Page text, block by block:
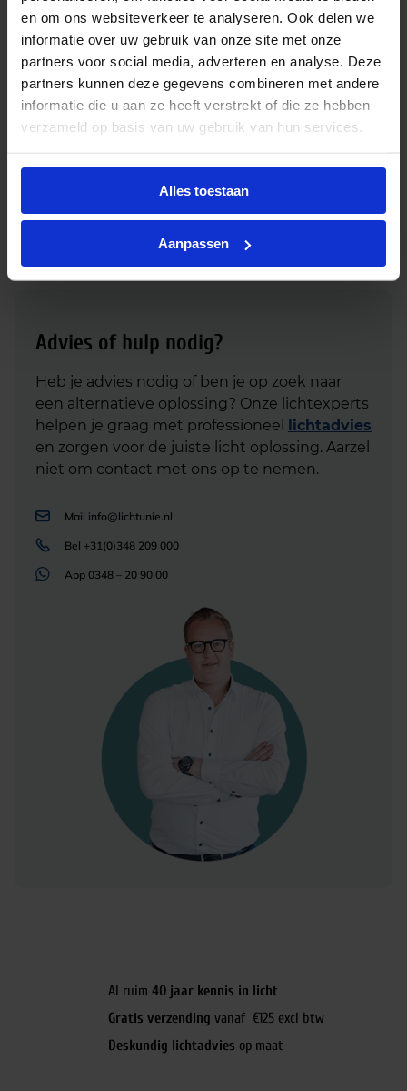
en om ons websiteverkeer te analyseren. Ook delen we
informatie over uw gebruik van onze site met onze
partners voor social media, adverteren en analyse. Deze
partners kunnen deze gegevens combineren met andere
informatie die u aan ze heeft verstrekt of die ze hebben
verzameld op basis van uw gebruik van hun services.
Alles toestaan
Aanpassen
kleurweergave (CRI100) nog meer toepassingen. U
ziet ze ook veel terugkomen in exposities, galeri?en
en musea.
Overige infoEen groot voordeel van de Clickline is
het uv-blokkerend glas. Daarmee wordt UV-licht
grotendeels gefilterd. Dit komt de presentatie op
Clickline is gloeilampwit (2800K). Deze kleur
realiseert een extra uitnodigende en sfeervolle
uitstraling. Deze Clickline heeft een wattage van
Advies of hulp nodig?
Heb je advies nodig of ben je op zoek naar
een alternatieve oplossing? Onze lichtexperts
helpen je graag met professioneel lichtadvies
en zorgen voor de juiste licht oplossing. Aarzel
niet om contact met ons op te nemen.
Mail info@lichtunie.nl
Bel +31(0)348 209 000
App 0348 – 20 90 00
Al ruim 40 jaar kennis in licht
Gratis verzending vanaf €125 excl btw
Deskundig lichtadvies op maat